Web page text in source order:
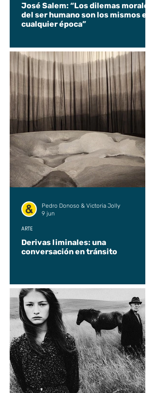
José Salem: “Los dilemas morales
del ser humano son los mismos en
cualquier época”
Derivas liminales: una
conversación en tránsito
ARTE
Pedro Donoso & Victoria Jolly
9 jun